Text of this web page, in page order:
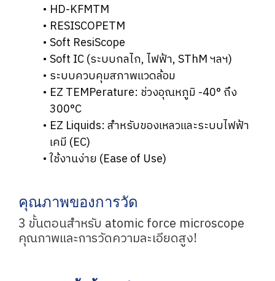
HD-KFMTM
RESISCOPETM
Soft ResiScope
Soft IC (ระบบกลไก, ไฟฟ้า, SThM ฯลฯ)
ระบบควบคุมสภาพแวดล้อม
EZ TEMPerature: ช่วงอุณหภูมิ -40° ถึง
300°C
EZ Liquids: สำหรับของเหลวและระบบไฟฟ้า
เคมี (EC)
ใช้งานง่าย (Ease of Use)
คุณภาพของการวัด
3 ขั้นตอนสำหรับ atomic force microscope
คุณภาพและการวัดความละเอียดสูง!